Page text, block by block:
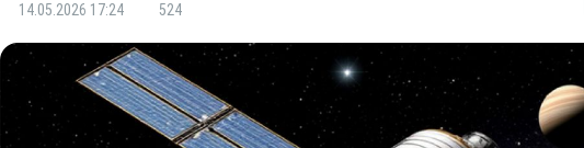
14.05.2026 17:24
524